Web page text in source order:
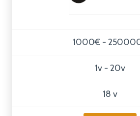
1000€ -
1v - 20v
18 v